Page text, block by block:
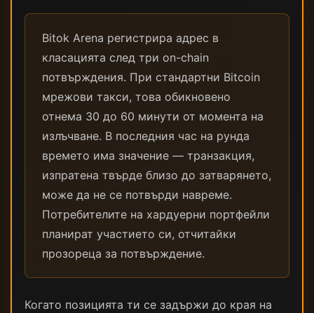
Bitok Arena регистрира адрес в
класацията след три on-chain
потвърждения. При стандартни Bitcoin
мрежови такси, това обикновено
отнема 30 до 60 минути от момента на
излъчване. В последния час на рунда
времето има значение — транзакция,
изпратена твърде близо до затварянето,
може да не се потвърди навреме.
Потребителите на хардуерни портфейли
планират участието си, отчитайки
прозореца за потвърждение.
Когато позицията ти се задържи до края на